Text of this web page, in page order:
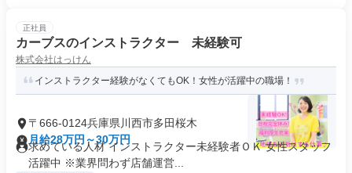
正社員
カーブスのインストラクター 未経験可
株式会社はっけん
インストラクター経験がなくてもOK！女性が活躍中の職場！
〒666-0124兵庫県川西市多田桜木
月給28万円～30万円
求めている人材 インストラクター未経験者ＯＫ 女性スタッフ
活躍中 ※業界問わず店舗運営...